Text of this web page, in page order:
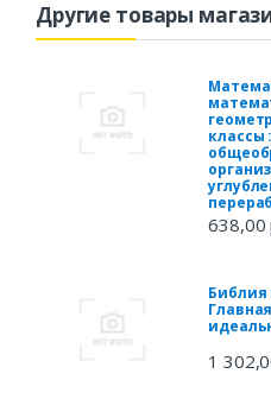
Другие товары
классы
638,00
Библия
1